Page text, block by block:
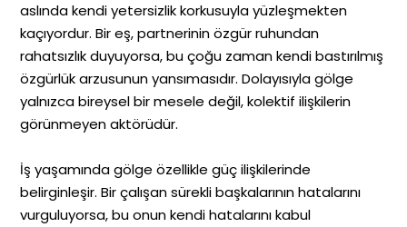
aslında kendi yetersizlik korkusuyla yüzleşmekten
kaçıyordur. Bir eş, partnerinin özgür ruhundan
rahatsızlık duyuyorsa, bu çoğu zaman kendi bastırılmış
özgürlük arzusunun yansımasıdır. Dolayısıyla gölge
yalnızca bireysel bir mesele değil, kolektif ilişkilerin
görünmeyen aktörüdür.
İş yaşamında gölge özellikle güç ilişkilerinde
belirginleşir. Bir çalışan sürekli başkalarının hatalarını
vurguluyorsa, bu onun kendi hatalarını kabul